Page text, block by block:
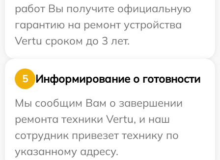
работ Вы получите официальную
гарантию на ремонт устройства
Vertu сроком до 3 лет.
5
Информирование о готовности
Мы сообщим Вам о завершении
ремонта техники Vertu, и наш
сотрудник привезет технику по
указанному адресу.